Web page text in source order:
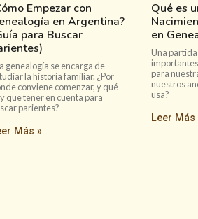
Empezar con
en Argentina?
para Buscar
genealogía se encarga de
la historia familiar. ¿Por
conviene comenzar, y qué
que tener en cuenta para
parientes?
Más »
Qué es
en
Una
para
nuestros
usa?
Leer Más